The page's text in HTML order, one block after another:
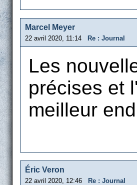
Marcel Meyer
22 avril 2020, 11:14 Re : Journal
Les
précises et
meilleur
Éric Veron
22 avril 2020, 12:46 Re : Journal